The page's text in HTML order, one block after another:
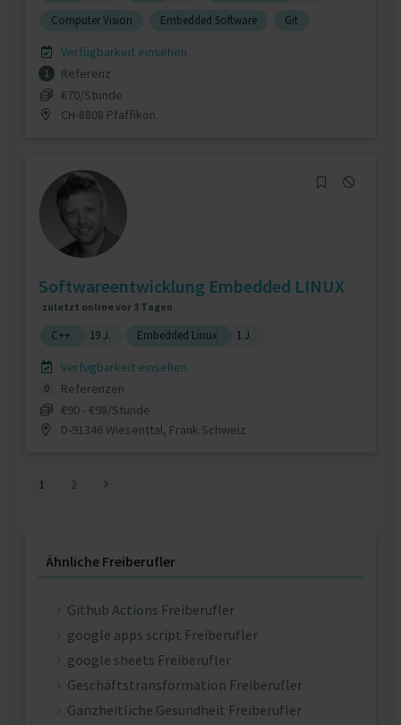
Computer Vision
Embedded Software Git
Verfügbarkeit einsehen
1
Referenz
€70/Stunde
CH-8808 Pfäffikon
Softwareentwicklung Embedded LINUX
zuletzt online vor 3 Tagen
C++ 19 J. Embedded Linux 1 J.
Verfügbarkeit einsehen
0
Referenzen
€90 - €98/Stunde
D-91346 Wiesenttal, Fränk Schweiz
1 2
Ähnliche Freiberufler
Github Actions Freiberufler
google apps script Freiberufler
google sheets Freiberufler
Geschäftstransformation Freiberufler
Ganzheitliche Gesundheit Freiberufler